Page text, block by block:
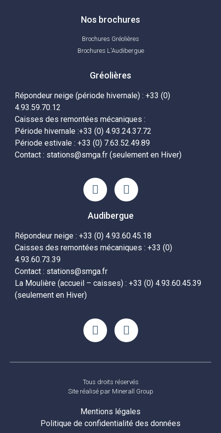
Nos brochures
Brochures Gréolières
Brochures L'Audibergue
Gréolières
Répondeur neige (période hivernale) : +33 (0)
4.93.59.70.12
Caisses des remontées mécaniques :
Période hivernale :+33 (0) 4.93.24.37.72
Période estivale : +33 (0) 7.63.52.49.89
Contact : stations@smga.fr (seulement en Hiver)
Audibergue
Répondeur neige : +33 (0) 4.93.60.45.18
Caisses des remontées mécaniques : +33 (0)
4.93.60.73.39
Contact : stations@smga.fr
La Moulière (accueil – caisses) : +33 (0) 4.93.60.45.39
(seulement en Hiver)
Tous droits réservés
Site réalisé par Minerall Group
Mentions légales
Politique de confidentialité des données